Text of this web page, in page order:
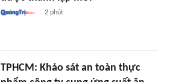
2 phút
TPHCM: Khảo sát an toàn thực